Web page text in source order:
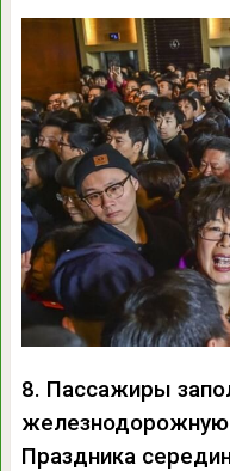
8. Пассажиры
Праздника